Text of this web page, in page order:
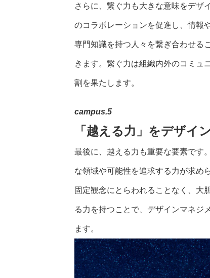
さらに、繋ぐ力も大きな意味をデザ
のコラボレーションを促進し、情報
専門知識を持つ人々を繋ぎ合わせる
きます。繋ぐ力は組織内外のコミュ
割を果たします。
campus.5
「越える力」をデザイ
最後に、越える力も重要な要素です
な領域や可能性を追求する力が求め
固定観念にとらわれることなく、大
る力を持つことで、デザインマネジ
ます。